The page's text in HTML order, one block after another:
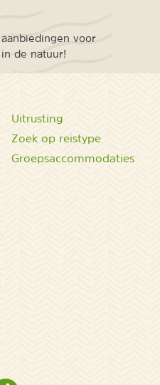
voor
de natuur!
Uitrusting
Zoek op reistype
Groepsaccommodaties